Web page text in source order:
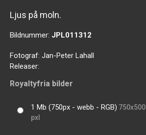
Ljus på moln.
Bildnummer: JPL011312
Fotograf: Jan-Peter Lahall
Releaser:
Royaltyfria bilder
1 Mb (750px - webb - RGB) 750x500
pxl